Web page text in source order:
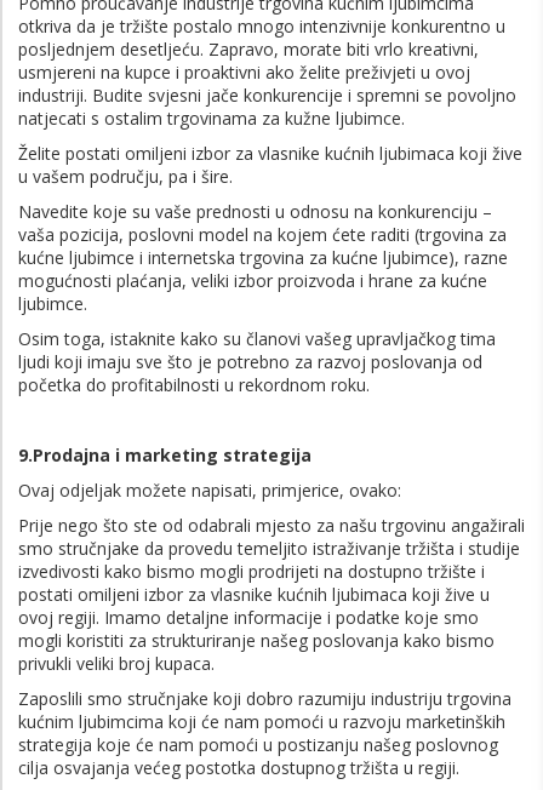
otkriva da je tržište postalo mnogo intenzivnije konkurentno u
posljednjem desetljeću. Zapravo, morate biti vrlo kreativni,
usmjereni na kupce i proaktivni ako želite preživjeti u ovoj
industriji. Budite svjesni jače konkurencije i spremni se povoljno
natjecati s ostalim trgovinama za kužne ljubimce.
Želite postati omiljeni izbor za vlasnike kućnih ljubimaca koji žive
u vašem području, pa i šire.
Navedite koje su vaše prednosti u odnosu na konkurenciju –
vaša pozicija, poslovni model na kojem ćete raditi (trgovina za
kućne ljubimce i internetska trgovina za kućne ljubimce), razne
mogućnosti plaćanja, veliki izbor proizvoda i hrane za kućne
ljubimce.
Osim toga, istaknite kako su članovi vašeg upravljačkog tima
ljudi koji imaju sve što je potrebno za razvoj poslovanja od
početka do profitabilnosti u rekordnom roku.
9.Prodajna i marketing strategija
Ovaj odjeljak možete napisati, primjerice, ovako:
Prije nego što ste od odabrali mjesto za našu trgovinu angažirali
smo stručnjake da provedu temeljito istraživanje tržišta i studije
izvedivosti kako bismo mogli prodrijeti na dostupno tržište i
postati omiljeni izbor za vlasnike kućnih ljubimaca koji žive u
ovoj regiji. Imamo detaljne informacije i podatke koje smo
mogli koristiti za strukturiranje našeg poslovanja kako bismo
privukli veliki broj kupaca.
Zaposlili smo stručnjake koji dobro razumiju industriju trgovina
kućnim ljubimcima koji će nam pomoći u razvoju marketinških
strategija koje će nam pomoći u postizanju našeg poslovnog
cilja osvajanja većeg postotka dostupnog tržišta u regiji.